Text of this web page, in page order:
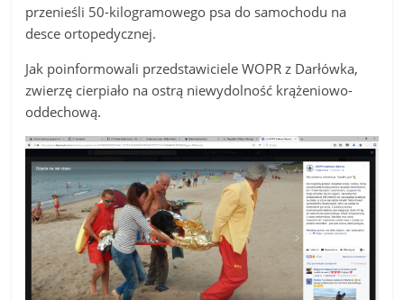
przenieśli 50-kilogramowego psa do samochodu na
desce ortopedycznej.
Jak poinformowali przedstawiciele WOPR z Darłówka,
zwierzę cierpiało na ostrą niewydolność krążeniowo-
oddechową.